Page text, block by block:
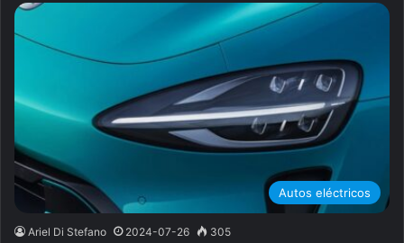
Autos eléctricos
Ariel Di Stefano 2024-07-26 305